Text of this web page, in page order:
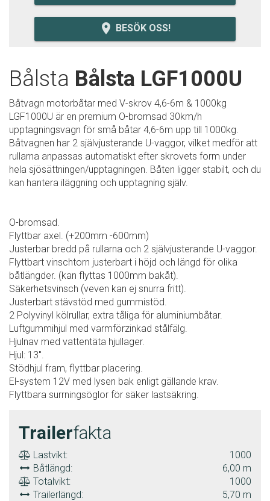
room BESÖK OSS!
Bålsta Bålsta LGF1000U
Båtvagn motorbåtar med V-skrov 4,6-6m & 1000kg
LGF1000U är en premium O-bromsad 30km/h
upptagningsvagn för små båtar 4,6-6m upp till 1000kg.
Båtvagnen har 2 självjusterande U-vaggor, vilket medför att
rullarna anpassas automatiskt efter skrovets form under
hela sjösättningen/upptagningen. Båten ligger stabilt, och du
kan hantera iläggning och upptagning själv.
O-bromsad.
Flyttbar axel. (+200mm -600mm)
Justerbar bredd på rullarna och 2 självjusterande U-vaggor.
Flyttbart vinschtorn justerbart i höjd och längd för olika
båtlängder. (kan flyttas 1000mm bakåt).
Säkerhetsvinsch (veven kan ej snurra fritt).
Justerbart stävstöd med gummistöd.
2 Polyvinyl kölrullar, extra tåliga för aluminiumbåtar.
Luftgummihjul med varmförzinkad stålfälg.
Hjulnav med vattentäta hjullager.
Hjul: 13".
Stödhjul fram, flyttbar placering.
El-system 12V med lysen bak enligt gällande krav.
Flyttbara surrningsöglor för säker lastsäkring.
Trailerfakta
Lastvikt:
1000
Båtlängd:
6,00 m
Totalvikt:
1000
Trailerlängd:
5,70 m